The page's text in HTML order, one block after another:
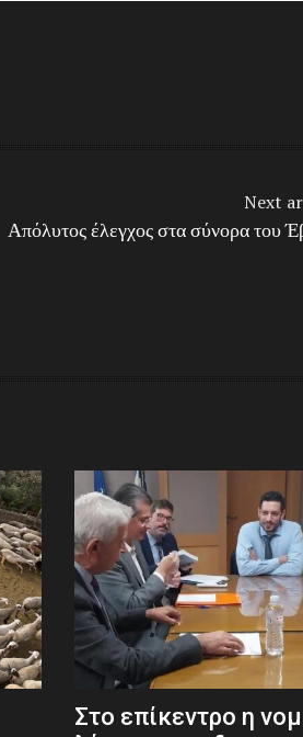
Next
Απόλυτος έλεγχος στα σύνορα του
Στο επίκεντρο η